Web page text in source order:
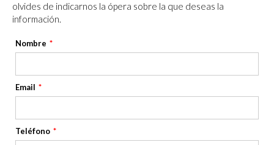
olvides de indicarnos la ópera sobre la que deseas la
información.
Nombre
Email
Teléfono